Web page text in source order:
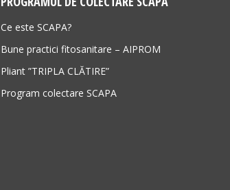
Ce este SCAPA?
Bune practici fitosanitare – AIPROM
Pliant ”TRIPLA CLĂTIRE”
Program colectare SCAPA